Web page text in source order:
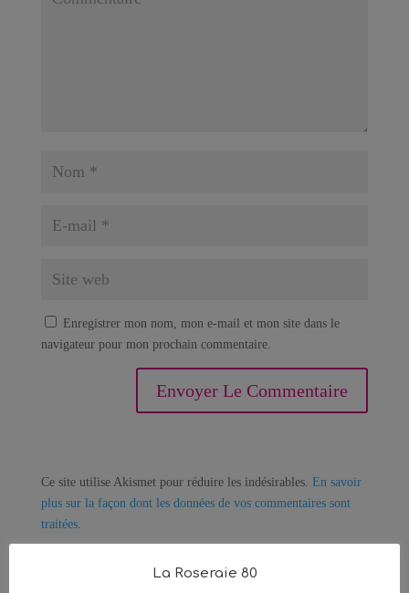
Enregistrer mon nom, mon e-mail et mon site dans le
navigateur pour mon prochain commentaire.
Ce site utilise Akismet pour réduire les indésirables. En savoir
plus sur la façon dont les données de vos commentaires sont
traitées.
La Roseraie 80